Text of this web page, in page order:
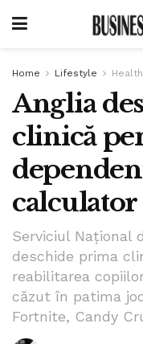
Home Lifestyle Health
Anglia
clinică
calculator
Serviciul Național
deschide prima
reabilitarea
căzut în patima
Fortnite, Candy